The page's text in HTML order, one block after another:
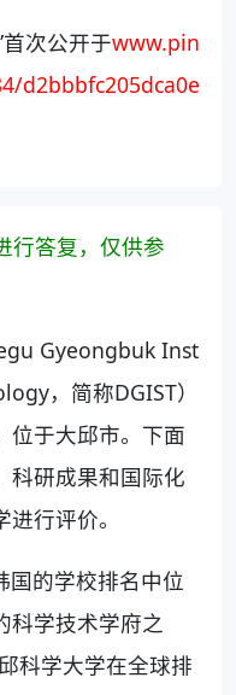
次公开于www.pin
d2bbbfc205dca0e
行答复，仅供参
Gyeongbuk Inst
，简称DGIST）
位于大邱市。下面
科研成果和国际化
行评价。
国的学校排名中位
科学技术学府之
科学大学在全球排